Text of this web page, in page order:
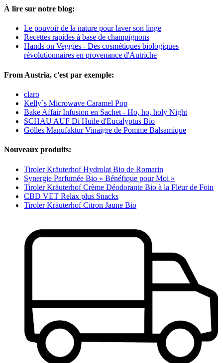
À lire sur notre blog:
Le pouvoir de la nature pour laver son linge
Recettes rapides à base de champignons
Hands on Veggies - Des cosmétiques biologiques
révolutionnaires en provenance d'Autriche
From Austria, c'est par exemple:
claro
Kelly´s Microwave Caramel Pop
Bake Affair Infusion en Sachet - Ho, ho, holy Night
SCHAU AUF Di Huile d'Eucalyptus Bio
Gölles Manufaktur Vinaigre de Pomme Balsamique
Nouveaux produits:
Tiroler Kräuterhof Hydrolat Bio de Romarin
Synergie Parfumée Bio « Bénéfique pour Moi »
Tiroler Kräuterhof Crème Déodorante Bio à la Fleur de Foin
CBD VET Relax plus Snacks
Tiroler Kräuterhof Citron Jaune Bio